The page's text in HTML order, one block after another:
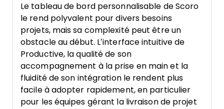
Le tableau de bord personnalisable de Scoro
le rend polyvalent pour divers besoins
projets, mais sa complexité peut être un
obstacle au début. L’interface intuitive de
Productive, la qualité de son
accompagnement à la prise en main et la
fluidité de son intégration le rendent plus
facile à adopter rapidement, en particulier
pour les équipes gérant la livraison de projet